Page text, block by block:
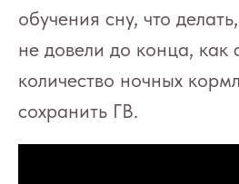
обучения сну, что
не довели до конца, как
количество ночных
сохранить ГВ.